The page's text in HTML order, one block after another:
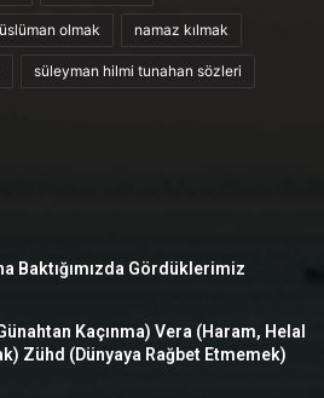
olmak namaz kılmak
süleyman hilmi tunahan sözleri
Baktığımızda Gördüklerimiz
Kaçınma) Vera (Haram, Helal
Zühd (Dünyaya Rağbet Etmemek)